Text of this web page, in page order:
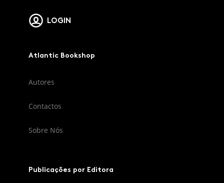
LOGIN
Atlantic Bookshop
Autores
Contactos
Sobre Nós
Publicações por Editora